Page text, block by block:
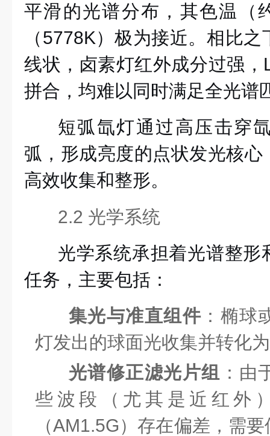
平滑的光谱分布，其色温（
（5778K）极为接近。相比
线状，卤素灯红外成分过强
拼合，均难以同时满足全光谱
短弧氙灯通过高压击穿
弧，形成亮度的点状发光核
高效收集和整形。
2.2 光学系统
光学系统承担着光谱整形
任务，主要包括：
集光与准直组件 ：椭球
灯发出的球面光收集并转化
光谱修正滤光片组
：由
些波段（尤其是近红外
（AM1.5G）存在偏差，需